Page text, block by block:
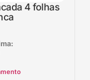
4 folhas